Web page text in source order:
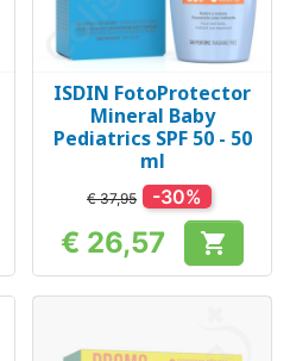
ISDIN FotoProtector
Mineral Baby
Pediatrics SPF 50 - 50
ml
€ 37,95 -30%
Prijs
€ 26,57 